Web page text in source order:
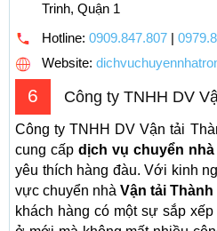
Trinh, Quận 1
Hotline: 0909.847.807 |
Website:
6 Công ty TNHH DV
Công ty TNHH DV Vận tải
cung cấp dịch vụ chuyển
yêu thích hàng đàu. Với kinh
vực chuyển nhà Vận tải
khách hàng có một sự sắp